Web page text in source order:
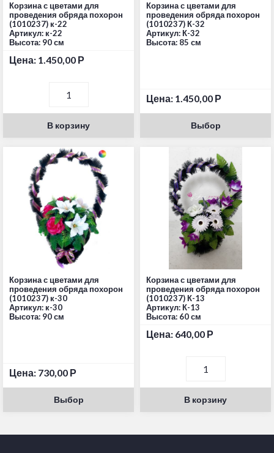
Корзина с цветами для
проведения обряда похорон
(1010237) к-22
Артикул: к-22
Высота: 90 см
Цена: 1.450,00 Р
В корзину
Корзина с цветами для
проведения обряда похорон
(1010237) К-32
Артикул: К-32
Высота: 85 см
Цена: 1.450,00 Р
Выбор
Корзина с цветами для
проведения обряда похорон
(1010237) к-30
Артикул: к-30
Высота: 90 см
Цена: 730,00 Р
Выбор
Корзина с цветами для
проведения обряда похорон
(1010237) К-13
Артикул: К-13
Высота: 60 см
Цена: 640,00 Р
В корзину